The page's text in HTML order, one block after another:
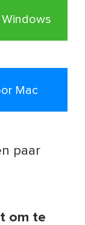
Mac
paar
om te